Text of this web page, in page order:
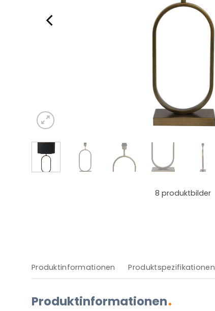
8 produktbilder
Produktinformationen Produktspezifikationen
Produktinformationen